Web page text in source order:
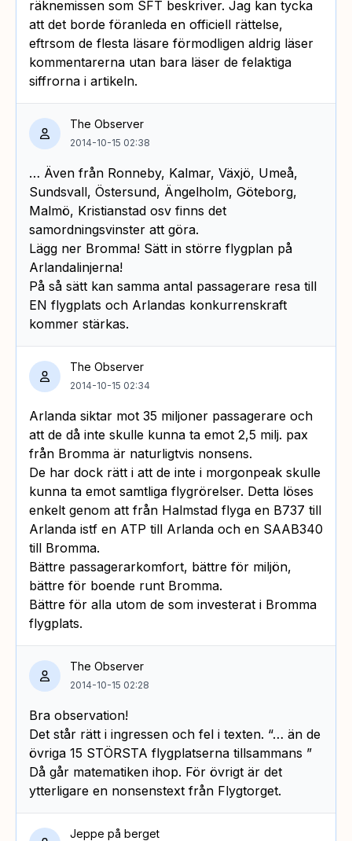
räknemissen som SFT beskriver. Jag kan tycka
att det borde föranleda en officiell rättelse,
eftrsom de flesta läsare förmodligen aldrig läser
kommentarerna utan bara läser de felaktiga
siffrorna i artikeln.
The Observer
2014-10-15 02:38
… Även från Ronneby, Kalmar, Växjö, Umeå,
Sundsvall, Östersund, Ängelholm, Göteborg,
Malmö, Kristianstad osv finns det
samordningsvinster att göra.
Lägg ner Bromma! Sätt in större flygplan på
Arlandalinjerna!
På så sätt kan samma antal passagerare resa till
EN flygplats och Arlandas konkurrenskraft
kommer stärkas.
The Observer
2014-10-15 02:34
Arlanda siktar mot 35 miljoner passagerare och
att de då inte skulle kunna ta emot 2,5 milj. pax
från Bromma är naturligtvis nonsens.
De har dock rätt i att de inte i morgonpeak skulle
kunna ta emot samtliga flygrörelser. Detta löses
enkelt genom att från Halmstad flyga en B737 till
Arlanda istf en ATP till Arlanda och en SAAB340
till Bromma.
Bättre passagerarkomfort, bättre för miljön,
bättre för boende runt Bromma.
Bättre för alla utom de som investerat i Bromma
flygplats.
The Observer
2014-10-15 02:28
Bra observation!
Det står rätt i ingressen och fel i texten. “… än de
övriga 15 STÖRSTA flygplatserna tillsammans ”
Då går matematiken ihop. För övrigt är det
ytterligare en nonsenstext från Flygtorget.
Jeppe på berget